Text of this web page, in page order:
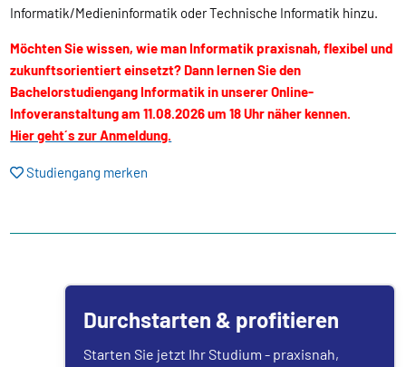
Informatik/Medieninformatik oder Technische Informatik hinzu.
Möchten Sie wissen, wie man Informatik praxisnah, flexibel und
zukunftsorientiert einsetzt? Dann lernen Sie den
Bachelorstudiengang Informatik in unserer Online-
Infoveranstaltung am 11.08.2026 um 18 Uhr näher kennen.
Hier geht´s zur Anmeldung.
Studiengang merken
Durchstarten & profitieren
Starten Sie jetzt Ihr Studium - praxisnah,